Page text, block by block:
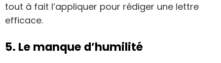
tout à fait l’appliquer pour rédiger une lettre
efficace.
5. Le manque d’humilité